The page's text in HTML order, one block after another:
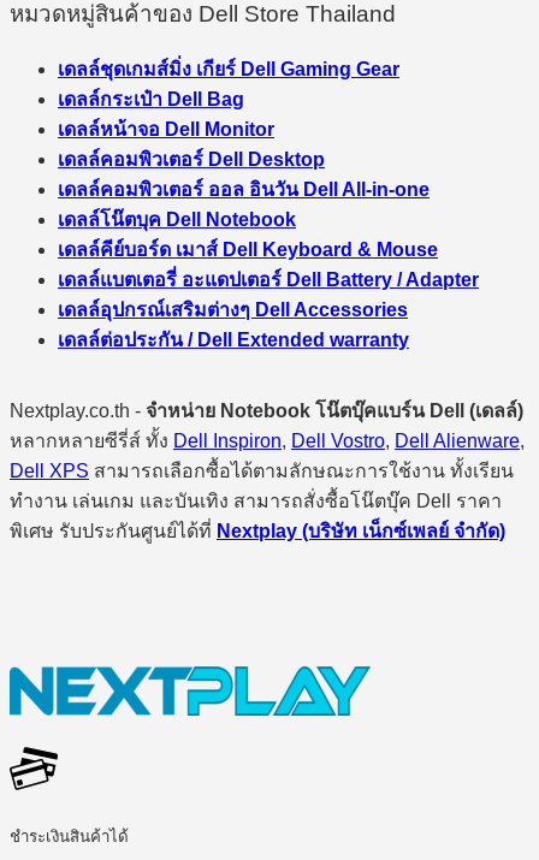
หมวดหมู่สินค้าของ Dell Store Thailand
เดลล์ชุดเกมส์มิ่ง เกียร์ Dell Gaming Gear
เดลล์กระเป๋า Dell Bag
เดลล์หน้าจอ Dell Monitor
เดลล์คอมพิวเตอร์ Dell Desktop
เดลล์คอมพิวเตอร์ ออล อินวัน Dell All-in-one
เดลล์โน๊ตบุค Dell Notebook
เดลล์คีย์บอร์ด เมาส์ Dell Keyboard & Mouse
เดลล์แบตเตอรี่ อะแดปเตอร์ Dell Battery / Adapter
เดลล์อุปกรณ์เสริมต่างๆ Dell Accessories
เดลล์ต่อประกัน / Dell Extended warranty
Nextplay.co.th - จำหน่าย Notebook โน๊ตบุ๊คแบร์น Dell (เดลล์)
หลากหลายซีรี่ส์ ทั้ง Dell Inspiron, Dell Vostro, Dell Alienware,
Dell XPS สามารถเลือกซื้อได้ตามลักษณะการใช้งาน ทั้งเรียน
ทำงาน เล่นเกม และบันเทิง สามารถสั่งซื้อโน๊ตบุ๊ค Dell ราคา
พิเศษ รับประกันศูนย์ได้ที่ Nextplay (บริษัท เน็กซ์เพลย์ จำกัด)
ชำระเงินสินค้าได้